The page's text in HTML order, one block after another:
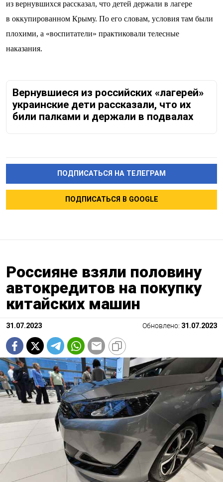
из вернувшихся рассказал, что детей держали в лагере
в оккупированном Крыму. По его словам, условия там были
плохими, а «воспитатели» практиковали телесные
наказания.
Вернувшиеся из российских «лагерей»
украинские дети рассказали, что их
били палками и держали в подвалах
ПОДПИСАТЬСЯ НА ТЕЛЕГРАМ
ПОДПИСАТЬСЯ В GOOGLE
Россияне взяли половину
автокредитов на покупку
китайских машин
31.07.2023 Обновлено: 31.07.2023